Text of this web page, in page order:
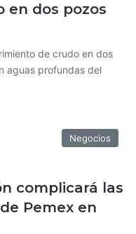
en dos pozos
de crudo en dos
aguas profundas del
Negocios
complicará las
Pemex en